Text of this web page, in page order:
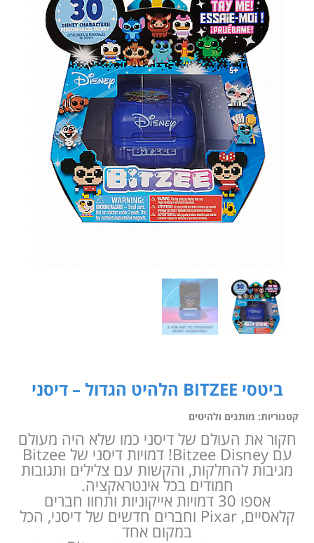
ביטסי BITZEE הלהיט הגדול – דיסני
קטגוריות: מותגים ולהיטים
חקור את העולם של דיסני כמו שלא היה מעולם
עם Bitzee Disney! דמויות דיסני של Bitzee
מגיבות להחלקות, והקשות עם צלילים ותגובות
חמודים בכל אינטראקציה.
אספו 30 דמויות אייקוניות ותחוו חברים
קלאסיים, Pixar וחברים חדשים של דיסני, הכל
במקום אחד